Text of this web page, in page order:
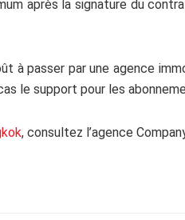
après la signature du
à passer par une agence
le support pour les
, consultez l’agence